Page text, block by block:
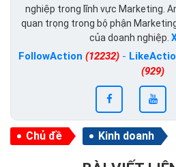
nghiệp trong lĩnh vực Marketing.
quan trọng trong bộ phận
của doanh nghiệp.
FollowAction (12232)-
(929)
Chủ đề Kinh doanh